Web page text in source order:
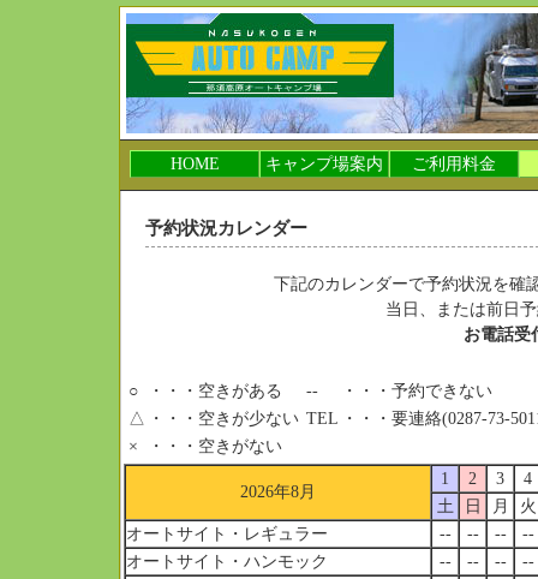
HOME キャンプ場案内 ご利用料金
予約状況カレンダー
下記のカレンダーで予約状況を確
当日、または前日
お電話
○
・・・空きがある
△
・・・空きが少ない
×
・・・空きがない
--
・・・予約できない
TEL ・・・要連絡(0287-73-
2026年8月
1 2 3
4
土
日 月
火
オートサイト・レギュラー
-- -- --
--
オートサイト・ハンモック
-- -- --
--